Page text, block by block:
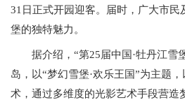
31日正式开园迎客。届时，广大市民
堡的独特魅力。
据介绍，“第25届中国·牡丹江雪
岛，以“梦幻雪堡·欢乐王国”为主题
术，通过多维度的光影艺术手段营造